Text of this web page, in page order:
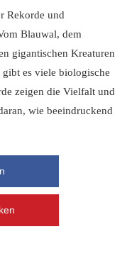
Rekorde und
Blauwal, dem
gigantischen Kreaturen
es viele biologische
zeigen die Vielfalt und
wie beeindruckend